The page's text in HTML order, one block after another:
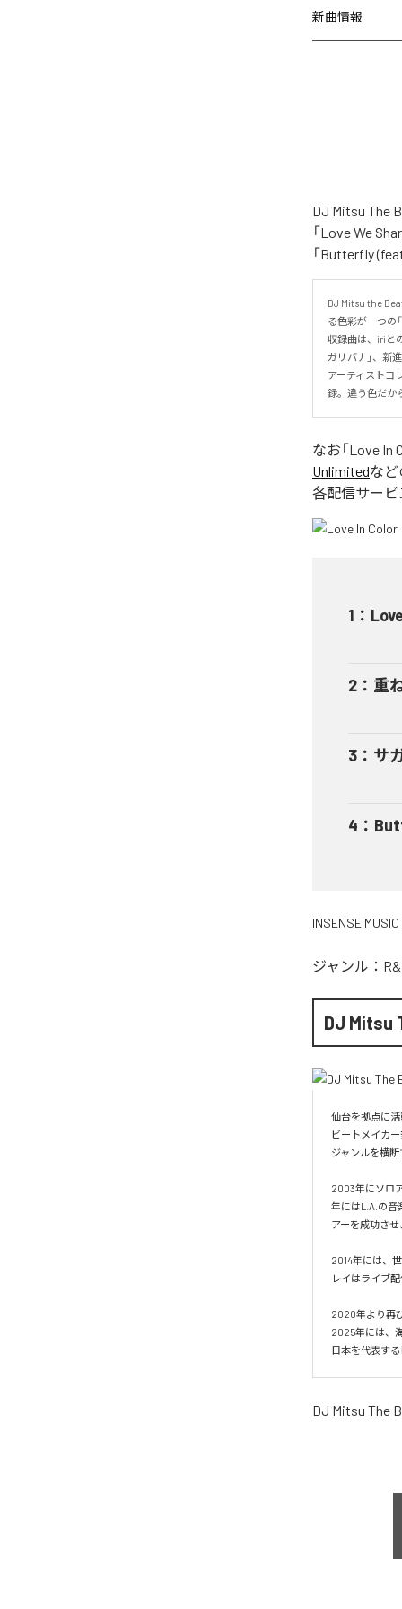
新曲情報
DJ Mitsu The
「Love We
「Butterfly
DJ Mitsu the
る色彩が一つの
収録曲は、iriと
ガリバナ」、新
アーティストコ
録。違う色だか
なお「Love In
Unlimitedなど
各配信サービ
1 ：
2 ： 重
3 ： サ
4 ：
INSENSE
ジャンル：
DJ Mitsu
仙台を拠点に
ビートメイカ
ジャンルを横
2003年にソロ
年にはL.A.の音
アーを成功さ
2014年には、
レイはライブ
2020年より再
2025年には、
日本を代表す
DJ Mitsu The